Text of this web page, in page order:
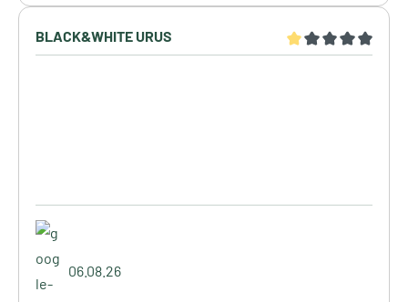
BLACK&WHITE URUS
06.08.26